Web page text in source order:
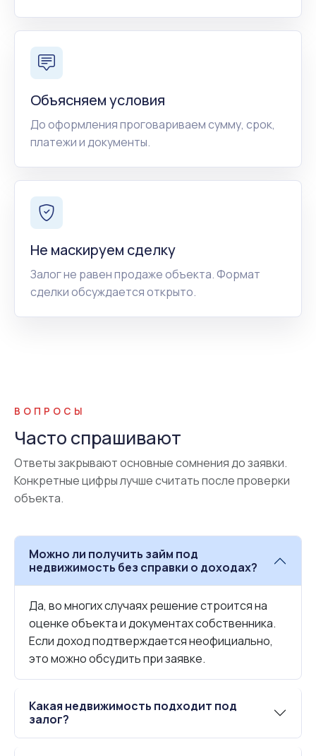
Объясняем условия
До оформления проговариваем сумму, срок,
платежи и документы.
Не маскируем сделку
Залог не равен продаже объекта. Формат
сделки обсуждается открыто.
ВОПРОСЫ
Часто спрашивают
Ответы закрывают основные сомнения до заявки.
Конкретные цифры лучше считать после проверки
объекта.
Можно ли получить займ под
недвижимость без справки о доходах?
Да, во многих случаях решение строится на
оценке объекта и документах собственника.
Если доход подтверждается неофициально,
это можно обсудить при заявке.
Какая недвижимость подходит под
залог?